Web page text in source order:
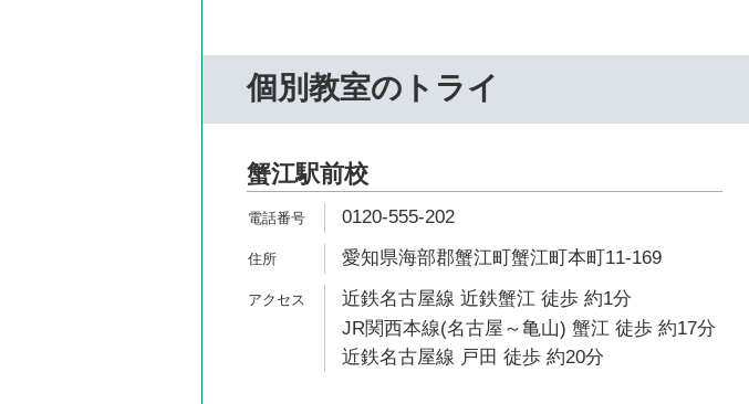
個別教室のトライ
蟹江駅前校
0120-555-202
愛知県海部郡蟹江町蟹江町本町11-169
近鉄名古屋線 近鉄蟹江 徒歩 約1分
JR関西本線(名古屋～亀山) 蟹江 徒歩 約17分
近鉄名古屋線 戸田 徒歩 約20分